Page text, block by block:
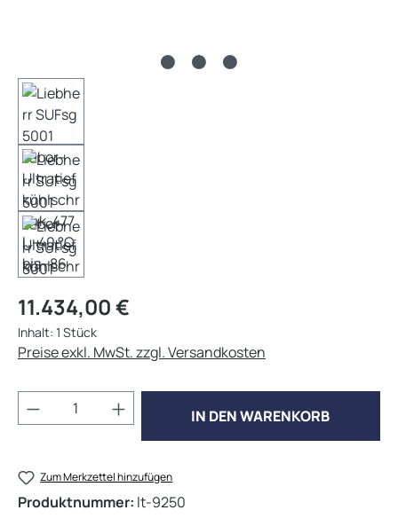
Regulärer Preis:
11.434,00 €
Inhalt: 1 Stück
Preise exkl. MwSt. zzgl. Versandkosten
Produkt Anzahl: Gib den gewünschten
IN DEN WARENKORB
Zum Merkzettel hinzufügen
Produktnummer: lt-9250